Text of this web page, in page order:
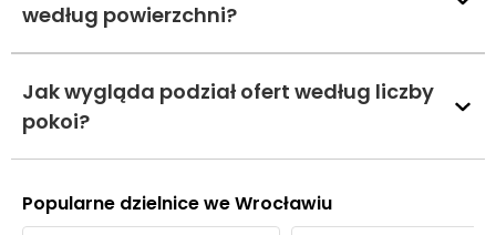
według powierzchni?
Jak wygląda podział ofert według liczby
pokoi?
Popularne dzielnice we Wrocławiu